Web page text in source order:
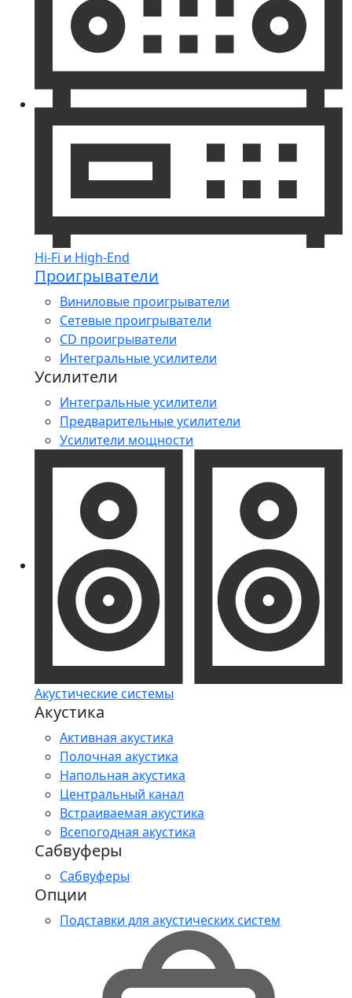
Hi-Fi и High-End
Проигрыватели
Виниловые проигрыватели
Сетевые проигрыватели
CD проигрыватели
Интегральные усилители
Усилители
Интегральные усилители
Предварительные усилители
Усилители мощности
Акустические системы
Акустика
Активная акустика
Полочная акустика
Напольная акустика
Центральный канал
Встраиваемая акустика
Всепогодная акустика
Сабвуферы
Сабвуферы
Опции
Подставки для акустических систем